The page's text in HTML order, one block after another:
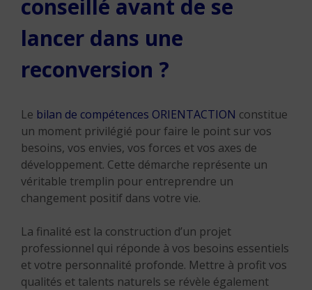
conseillé avant de se
lancer dans une
reconversion ?
Le bilan de compétences ORIENTACTION constitue
un moment privilégié pour faire le point sur vos
besoins, vos envies, vos forces et vos axes de
développement. Cette démarche représente un
véritable tremplin pour entreprendre un
changement positif dans votre vie.
La finalité est la construction d’un projet
professionnel qui réponde à vos besoins essentiels
et votre personnalité profonde. Mettre à profit vos
qualités et talents naturels se révèle également